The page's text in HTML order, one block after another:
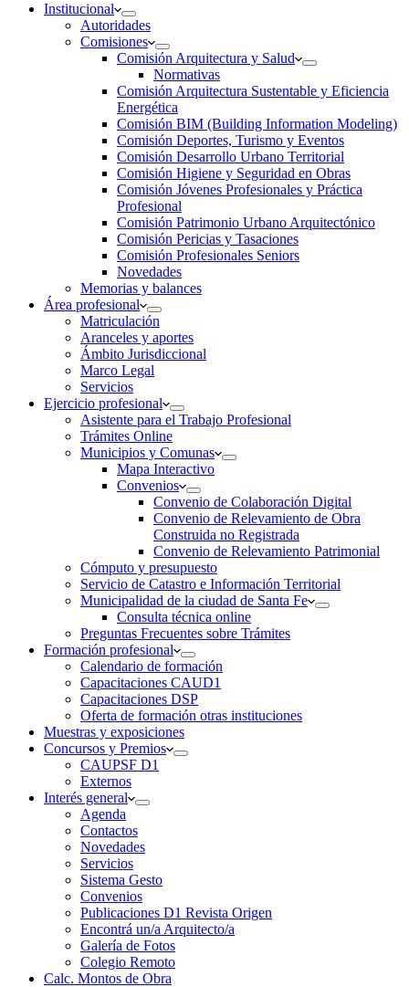
Institucional
Autoridades
Comisiones
Comisión Arquitectura y Salud
Normativas
Comisión Arquitectura Sustentable y Eficiencia
Energética
Comisión BIM (Building Information Modeling)
Comisión Deportes, Turismo y Eventos
Comisión Desarrollo Urbano Territorial
Comisión Higiene y Seguridad en Obras
Comisión Jóvenes Profesionales y Práctica
Profesional
Comisión Patrimonio Urbano Arquitectónico
Comisión Pericias y Tasaciones
Comisión Profesionales Seniors
Novedades
Memorias y balances
Área profesional
Matriculación
Aranceles y aportes
Ámbito Jurisdiccional
Marco Legal
Servicios
Ejercicio profesional
Asistente para el Trabajo Profesional
Trámites Online
Municipios y Comunas
Mapa Interactivo
Convenios
Convenio de Colaboración Digital
Convenio de Relevamiento de Obra
Construida no Registrada
Convenio de Relevamiento Patrimonial
Cómputo y presupuesto
Servicio de Catastro e Información Territorial
Municipalidad de la ciudad de Santa Fe
Consulta técnica online
Preguntas Frecuentes sobre Trámites
Formación profesional
Calendario de formación
Capacitaciones CAUD1
Capacitaciones DSP
Oferta de formación otras instituciones
Muestras y exposiciones
Concursos y Premios
CAUPSF D1
Externos
Interés general
Agenda
Contactos
Novedades
Servicios
Sistema Gesto
Convenios
Publicaciones D1 Revista Origen
Encontrá un/a Arquitecto/a
Galería de Fotos
Colegio Remoto
Calc. Montos de Obra